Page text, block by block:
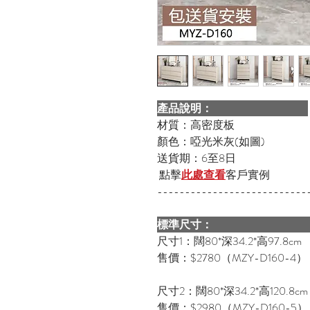
產品說明：
材質：高密度板
顏色：啞光米灰(如圖)
送貨期：6至8日
點擊此處查看客戶實例
標準尺寸：
尺寸1：闊80*深34.2*高97.8cm
售價：$2780（MZY-D160-4）
尺寸2：闊80*深34.2*高120.8cm